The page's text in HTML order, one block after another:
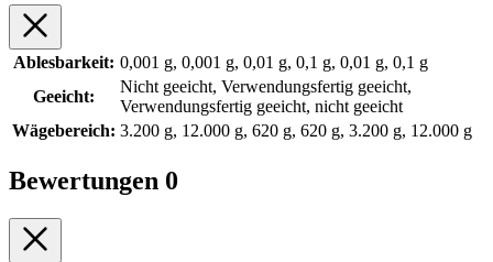
Ablesbarkeit: 0,001 g, 0,001 g, 0,01 g, 0,1 g, 0,01 g, 0,1 g
Geeicht:
Nicht geeicht, Verwendungsfertig geeicht,
Verwendungsfertig geeicht, nicht geeicht
Wägebereich: 3.200 g, 12.000 g, 620 g, 620 g, 3.200 g, 12.000 g
Bewertungen 0